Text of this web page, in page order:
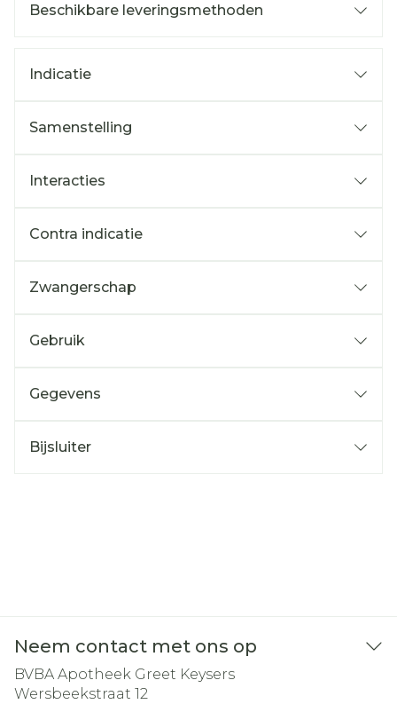
Beschikbare leveringsmethoden
Indicatie
Samenstelling
Interacties
Contra indicatie
Zwangerschap
Gebruik
Gegevens
Bijsluiter
Neem contact met ons op
BVBA Apotheek Greet Keysers
Wersbeekstraat 12